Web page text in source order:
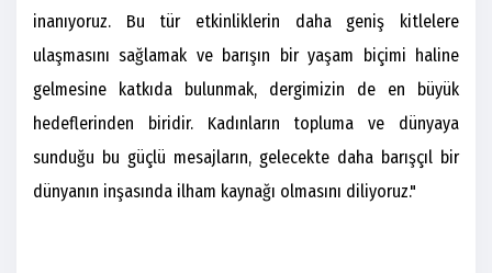
inanıyoruz. Bu tür etkinliklerin daha geniş kitlelere
ulaşmasını sağlamak ve barışın bir yaşam biçimi haline
gelmesine katkıda bulunmak, dergimizin de en büyük
hedeflerinden biridir. Kadınların topluma ve dünyaya
sunduğu bu güçlü mesajların, gelecekte daha barışçıl bir
dünyanın inşasında ilham kaynağı olmasını diliyoruz."